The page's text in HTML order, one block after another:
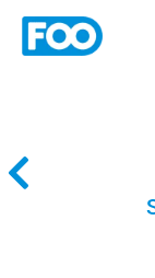
Saltar